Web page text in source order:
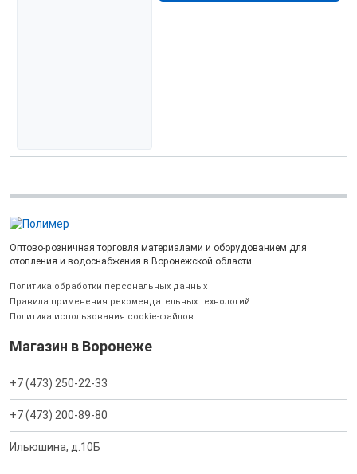
Оптово-розничная торговля материалами и оборудованием для
отопления и водоснабжения в Воронежской области.
Политика обработки персональных данных
Правила применения рекомендательных технологий
Политика использования cookie-файлов
Магазин в Воронеже
+7 (473) 250-22-33
+7 (473) 200-89-80
Ильюшина, д.10Б